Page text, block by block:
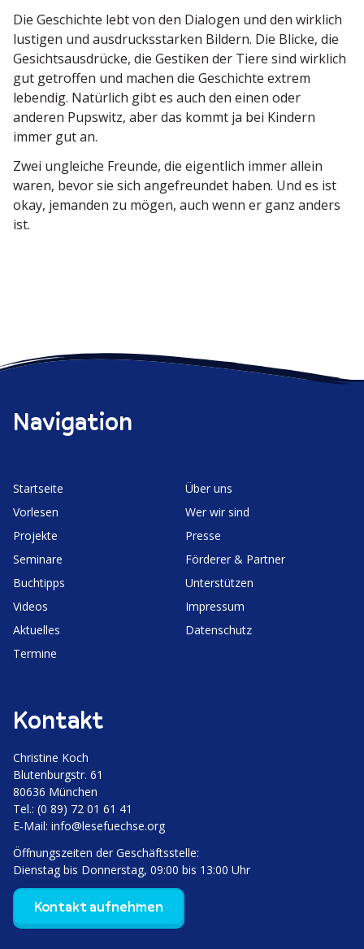
Die Geschichte lebt von den Dialogen und den wirklich
lustigen und ausdrucks­starken Bildern. Die Blicke, die
Gesichts­aus­drücke, die Gestiken der Tiere sind wirklich
gut getroffen und machen die Geschichte extrem
lebendig. Natürlich gibt es auch den einen oder
anderen Pupswitz, aber das kommt ja bei Kindern
immer gut an.
Zwei ungleiche Freunde, die eigentlich immer allein
waren, bevor sie sich angefreundet haben. Und es ist
okay, jemanden zu mögen, auch wenn er ganz anders
ist.
Navigation
Start­seite
Vorlesen
Projekte
Seminare
Buchtipps
Videos
Aktuelles
Termine
Über uns
Wer wir sind
Presse
Förderer & Partner
Unter­stützen
Impressum
Daten­schutz
Kontakt
Christine Koch
Bluten­burgstr. 61
80636 München
Tel.: (0 89) 72 01 61 41
E‑Mail: info@lesefuechse.org
Öffnungs­zeiten der Geschäftsstelle:
Dienstag bis Donnerstag, 09:00 bis 13:00 Uhr
Kontakt aufnehmen